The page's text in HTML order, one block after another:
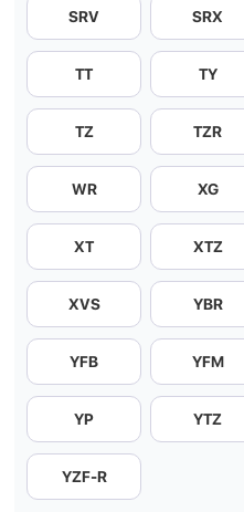
SRV SRX
TT TY
TZ TZR
WR XG
XT XTZ
XVS YBR
YFB YFM
YP YTZ
YZF-R